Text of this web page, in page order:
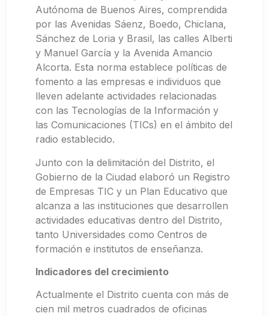
Autónoma de Buenos Aires, comprendida
por las Avenidas Sáenz, Boedo, Chiclana,
Sánchez de Loria y Brasil, las calles Alberti
y Manuel García y la Avenida Amancio
Alcorta. Esta norma establece políticas de
fomento a las empresas e individuos que
lleven adelante actividades relacionadas
con las Tecnologías de la Información y
las Comunicaciones (TICs) en el ámbito del
radio establecido.
Junto con la delimitación del Distrito, el
Gobierno de la Ciudad elaboró un Registro
de Empresas TIC y un Plan Educativo que
alcanza a las instituciones que desarrollen
actividades educativas dentro del Distrito,
tanto Universidades como Centros de
formación e institutos de enseñanza.
Indicadores del crecimiento
Actualmente el Distrito cuenta con más de
cien mil metros cuadrados de oficinas